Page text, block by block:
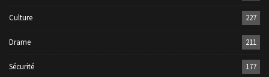
Culture 227
Drame 211
Sécurité 177